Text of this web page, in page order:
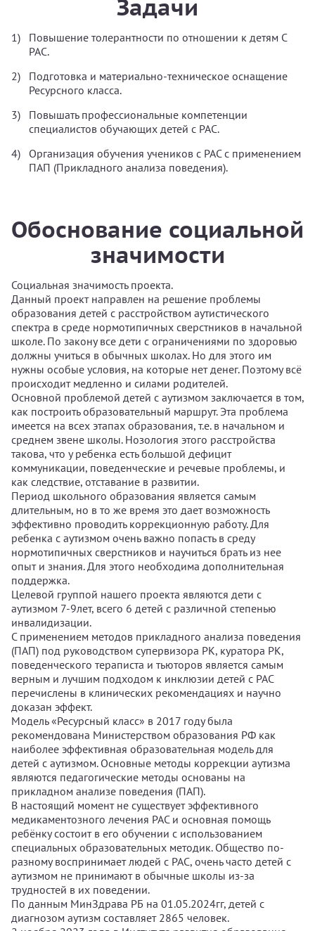
Задачи
Повышение толерантности по отношении к детям С
РАС.
Подготовка и материально-техническое оснащение
Ресурсного класса.
Повышать профессиональные компетенции
специалистов обучающих детей с РАС.
Организация обучения учеников с РАС с применением
ПАП (Прикладного анализа поведения).
Обоснование социальной
значимости
Социальная значимость проекта.
Данный проект направлен на решение проблемы
образования детей с расстройством аутистического
спектра в среде нормотипичных сверстников в начальной
школе. По закону все дети с ограничениями по здоровью
должны учиться в обычных школах. Но для этого им
нужны особые условия, на которые нет денег. Поэтому всё
происходит медленно и силами родителей.
Основной проблемой детей с аутизмом заключается в том,
как построить образовательный маршрут. Эта проблема
имеется на всех этапах образования, т.е. в начальном и
среднем звене школы. Нозология этого расстройства
такова, что у ребенка есть большой дефицит
коммуникации, поведенческие и речевые проблемы, и
как следствие, отставание в развитии.
Период школьного образования является самым
длительным, но в то же время это дает возможность
эффективно проводить коррекционную работу. Для
ребенка с аутизмом очень важно попасть в среду
нормотипичных сверстников и научиться брать из нее
опыт и знания. Для этого необходима дополнительная
поддержка.
Целевой группой нашего проекта являются дети с
аутизмом 7-9лет, всего 6 детей с различной степенью
инвалидизации.
С применением методов прикладного анализа поведения
(ПАП) под руководством супервизора РК, куратора РК,
поведенческого тераписта и тьюторов является самым
верным и лучшим подходом к инклюзии детей с РАС
перечислены в клинических рекомендациях и научно
доказан эффект.
Модель «Ресурсный класс» в 2017 году была
рекомендована Министерством образования РФ как
наиболее эффективная образовательная модель для
детей с аутизмом. Основные методы коррекции аутизма
являются педагогические методы основаны на
прикладном анализе поведения (ПАП).
В настоящий момент не существует эффективного
медикаментозного лечения РАС и основная помощь
ребёнку состоит в его обучении с использованием
специальных образовательных методик. Общество по-
разному воспринимает людей с РАС, очень часто детей с
аутизмом не принимают в обычные школы из-за
трудностей в их поведении.
По данным МинЗдрава РБ на 01.05.2024гг, детей с
диагнозом аутизм составляет 2865 человек.